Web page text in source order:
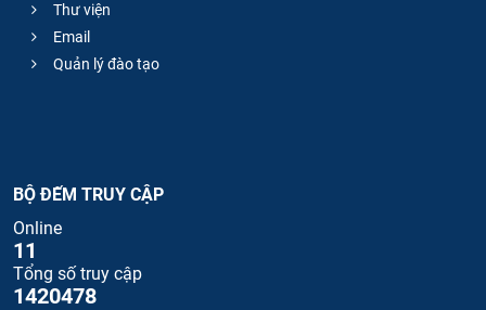
Thư viện
Email
Quản lý đào tạo
BỘ ĐẾM TRUY CẬP
Online
11
Tổng số truy cập
1420478